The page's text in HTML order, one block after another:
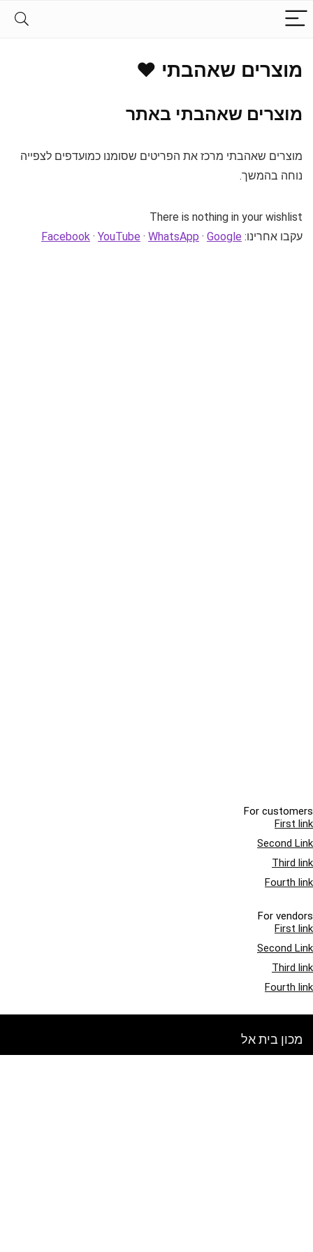
מוצרים שאהבתי ❤
מוצרים שאהבתי באתר
מוצרים שאהבתי מרכז את הפריטים שסומנו כמועדפים לצפייה
נוחה בהמשך.
There is nothing in your wishlist
עקבו אחרינו:
Facebook · YouTube · WhatsApp · Google
For customers
First link
Second Link
Third link
Fourth link
For vendors
First link
Second Link
Third link
Fourth link
מכון בית אל